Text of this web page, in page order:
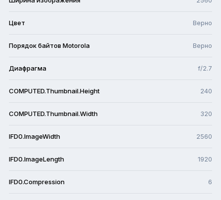
Цвет Верно
Порядок байтов Motorola Верно
Диафрагма f/2.7
COMPUTED.Thumbnail.Height 240
COMPUTED.Thumbnail.Width 320
IFD0.ImageWidth 2560
IFD0.ImageLength 1920
IFD0.Compression 6